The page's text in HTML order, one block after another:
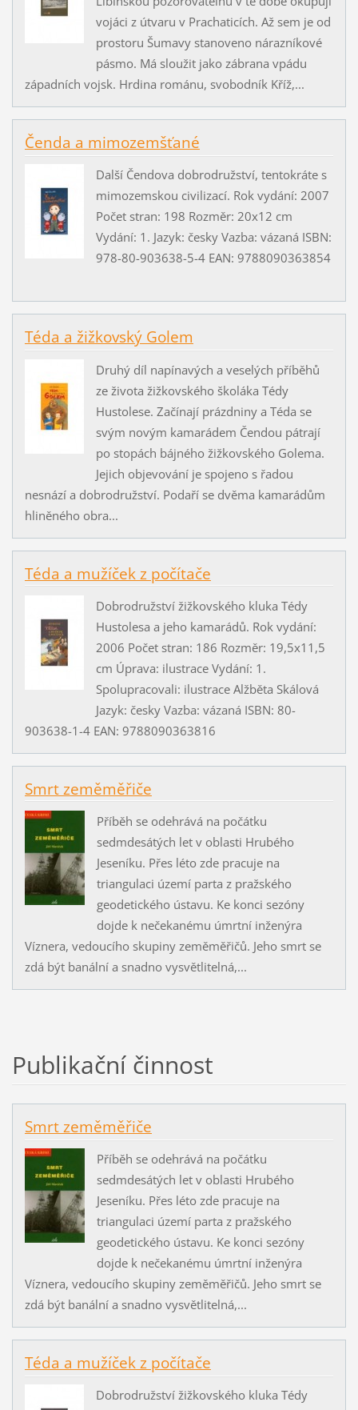
vojáci z útvaru v Prachaticích. Až sem je od
prostoru Šumavy stanoveno nárazníkové
pásmo. Má sloužit jako zábrana vpádu
západních vojsk. Hrdina románu, svobodník Kříž,...
Čenda a mimozemšťané
Další Čendova dobrodružství, tentokráte s
mimozemskou civilizací. Rok vydání: 2007
Počet stran: 198 Rozměr: 20x12 cm
Vydání: 1. Jazyk: česky Vazba: vázaná ISBN:
978-80-903638-5-4 EAN: 9788090363854
Téda a žižkovský Golem
Druhý díl napínavých a veselých příběhů
ze života žižkovského školáka Tédy
Hustolese. Začínají prázdniny a Téda se
svým novým kamarádem Čendou pátrají
po stopách bájného žižkovského Golema.
Jejich objevování je spojeno s řadou
nesnází a dobrodružství. Podaří se dvěma kamarádům
hliněného obra...
Téda a mužíček z počítače
Dobrodružství žižkovského kluka Tédy
Hustolesa a jeho kamarádů. Rok vydání:
2006 Počet stran: 186 Rozměr: 19,5x11,5
cm Úprava: ilustrace Vydání: 1.
Spolupracovali: ilustrace Alžběta Skálová
Jazyk: česky Vazba: vázaná ISBN: 80-
903638-1-4 EAN: 9788090363816
Smrt zeměměřiče
Příběh se odehrává na počátku
sedmdesátých let v oblasti Hrubého
Jeseníku. Přes léto zde pracuje na
triangulaci území parta z pražského
geodetického ústavu. Ke konci sezóny
dojde k nečekanému úmrtní inženýra
Víznera, vedoucího skupiny zeměměřičů. Jeho smrt se
zdá být banální a snadno vysvětlitelná,...
Publikační činnost
Smrt zeměměřiče
Příběh se odehrává na počátku
sedmdesátých let v oblasti Hrubého
Jeseníku. Přes léto zde pracuje na
triangulaci území parta z pražského
geodetického ústavu. Ke konci sezóny
dojde k nečekanému úmrtní inženýra
Víznera, vedoucího skupiny zeměměřičů. Jeho smrt se
zdá být banální a snadno vysvětlitelná,...
Téda a mužíček z počítače
Dobrodružství žižkovského kluka Tédy